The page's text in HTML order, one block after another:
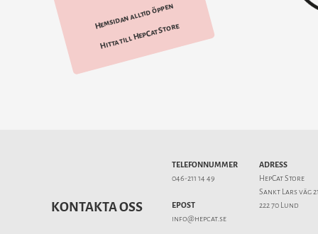
Hemsidan alltid öppen
Hitta till HepCat Store
KONTAKTA OSS
TELEFONNUMMER
046-211 14 49
EPOST
info@hepcat.se
ADRESS
HepCat Store
Sankt Lars väg 21
222 70 Lund